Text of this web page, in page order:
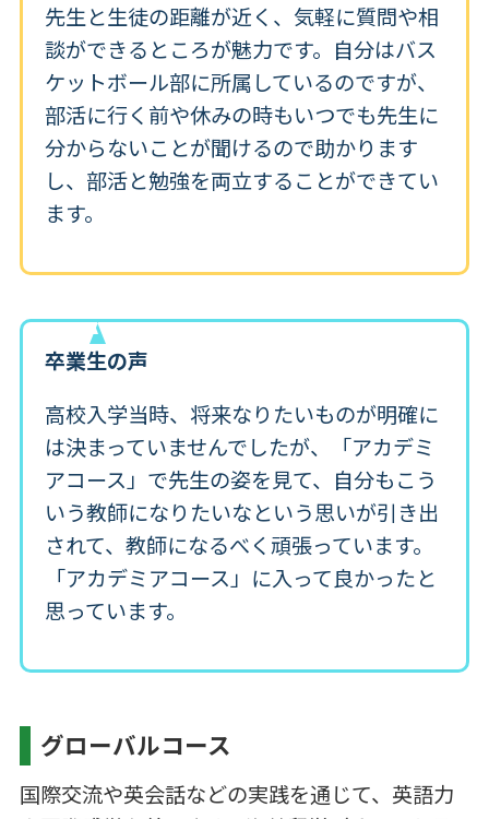
先生と生徒の距離が近く、気軽に質問や相
談ができるところが魅力です。自分はバス
ケットボール部に所属しているのですが、
部活に行く前や休みの時もいつでも先生に
分からないことが聞けるので助かります
し、部活と勉強を両立することができてい
ます。
卒業生の声
高校入学当時、将来なりたいものが明確に
は決まっていませんでしたが、「アカデミ
アコース」で先生の姿を見て、自分もこう
いう教師になりたいなという思いが引き出
されて、教師になるべく頑張っています。
「アカデミアコース」に入って良かったと
思っています。
グローバルコース
国際交流や英会話などの実践を通じて、英語力